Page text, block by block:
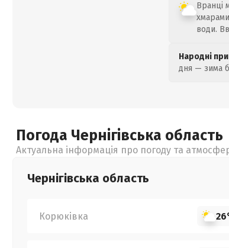
Вранці
води.
Народні
дня — зима
Погода Чернігівська область
Актуальна інформація про погоду та
Чернігівська область
Корюківка